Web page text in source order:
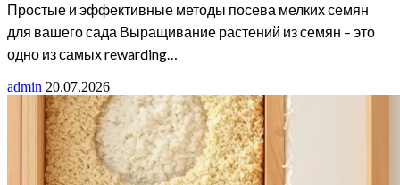
Простые и эффективные методы посева мелких семян
для вашего сада Выращивание растений из семян – это
одно из самых rewarding…
admin 20.07.2026